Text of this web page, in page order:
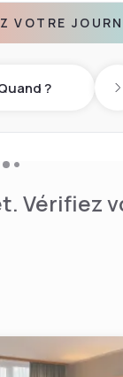
VOTRE
?
Vérifiez